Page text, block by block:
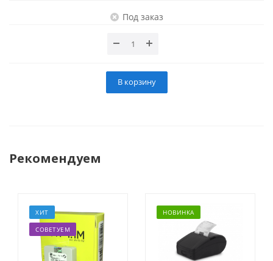
Под заказ
В корзину
Рекомендуем
ХИТ
СОВЕТУЕМ
НОВИНКА